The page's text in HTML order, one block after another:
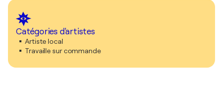
Catégories d'artistes
Artiste local
Travaille sur commande